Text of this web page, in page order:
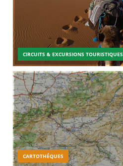
CIRCUITS & EXCURSIONS TOURISTIQUES
CARTOTHÉQUES